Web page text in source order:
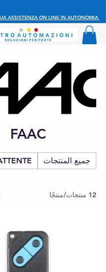
ASSISTENZA ON LINE IN AUTONOMIA
FAAC
جميع المنتجات
12 منتجات/منتجًا